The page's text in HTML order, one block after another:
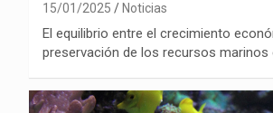
15/01/2025 Noticias
El equilibrio entre el crecimiento
preservación de los recursos marinos